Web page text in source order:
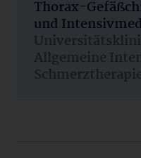
Thorax-
und
Allgemeine